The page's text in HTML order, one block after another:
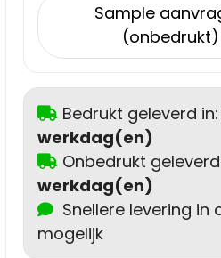
Sample
(onbedrukt)
Bedrukt geleverd in:
werkdag(en)
Onbedrukt
werkdag(en)
Snellere levering in
mogelijk